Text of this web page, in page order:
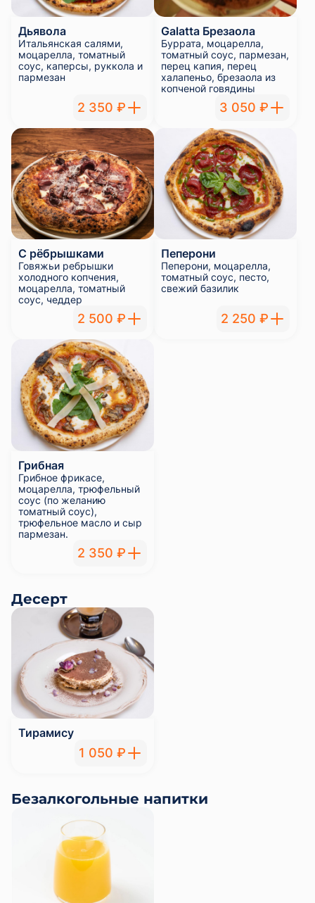
Дьявола
Итальянская салями,
моцарелла, томатный
соус, каперсы, руккола и
пармезан
2 350 ₽
Galatta Брезаола
Буррата, моцарелла,
томатный соус, пармезан,
перец капия, перец
халапеньо, брезаола из
копченой говядины
3 050 ₽
С рёбрышками
Говяжьи ребрышки
холодного копчения,
моцарелла, томатный
соус, чеддер
2 500 ₽
Пеперони
Пеперони, моцарелла,
томатный соус, песто,
свежий базилик
2 250 ₽
Грибная
Грибное фрикасе,
моцарелла, трюфельный
соус (по желанию
томатный соус),
трюфельное масло и сыр
пармезан.
2 350 ₽
Десерт
Тирамису
1 050 ₽
Безалкогольные напитки